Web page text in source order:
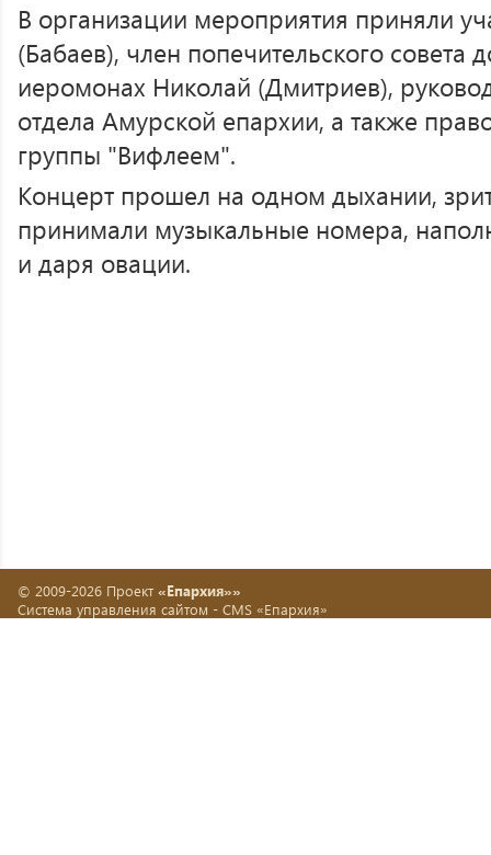
В организации мероприятия приняли
(Бабаев), член попечительского совета
иеромонах Николай (Дмитриев),
отдела Амурской епархии, а также
группы "Вифлеем".
Концерт прошел на одном дыхании,
принимали музыкальные номера,
и даря овации.
© 2009-2026 Проект «Епархия»»
Система управления сайтом - CMS «Епархия»